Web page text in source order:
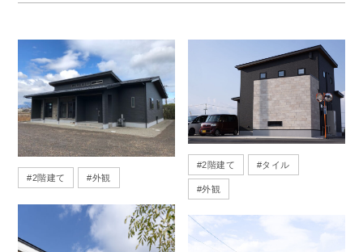
#2階建て #外観
#2階建て #タイル
#外観